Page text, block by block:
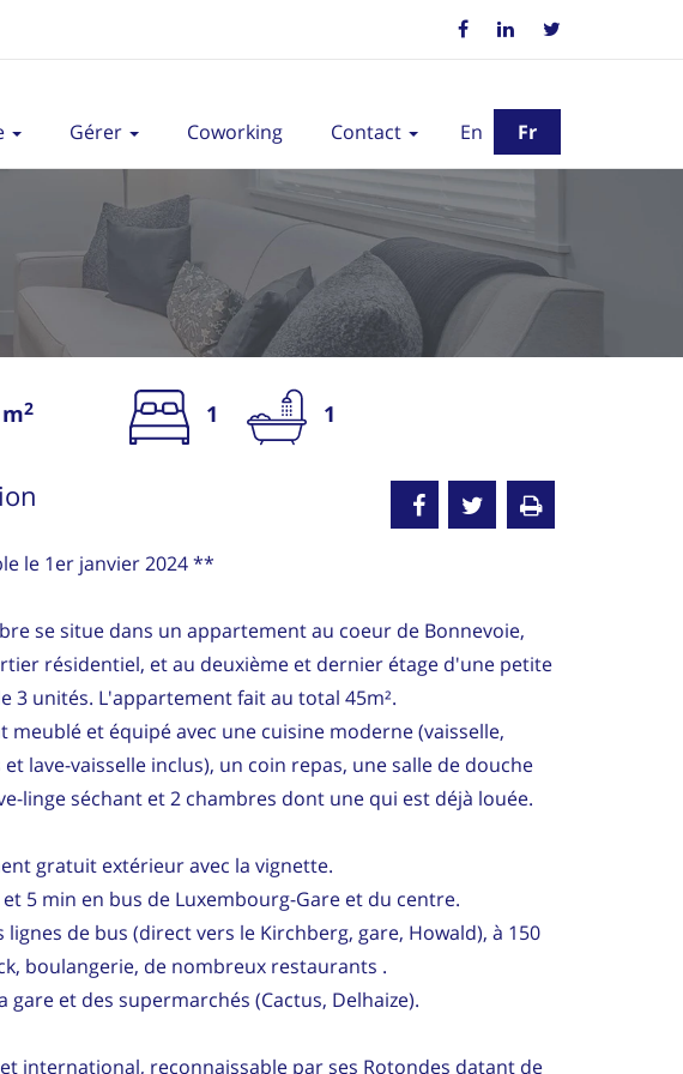
En Fr
Gérer Coworking Contact
2 1 1
Loué
le 1er janvier 2024 **
se situe dans un appartement au coeur de Bonnevoie,
résidentiel, et au deuxième et dernier étage d'une petite
3 unités. L'appartement fait au total 45m².
meublé et équipé avec une cuisine moderne (vaisselle,
lave-vaisselle inclus), un coin repas, une salle de douche
linge séchant et 2 chambres dont une qui est déjà louée.
gratuit extérieur avec la vignette.
et 5 min en bus de Luxembourg-Gare et du centre.
lignes de bus (direct vers le Kirchberg, gare, Howald), à 150
boulangerie, de nombreux restaurants .
gare et des supermarchés (Cactus, Delhaize).
international, reconnaissable par ses Rotondes datant de